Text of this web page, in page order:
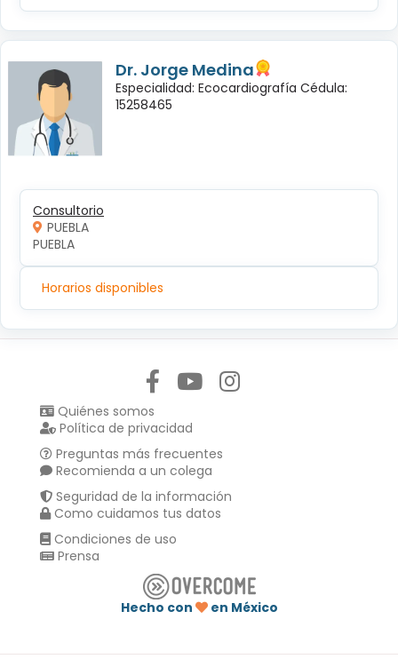
Dr. Jorge Medina
Especialidad: Ecocardiografía Cédula:
15258465
Consultorio
PUEBLA
PUEBLA
Horarios disponibles
Quiénes somos
Política de privacidad
Preguntas más frecuentes
Recomienda a un colega
Seguridad de la información
Como cuidamos tus datos
Condiciones de uso
Prensa
Hecho con
en México